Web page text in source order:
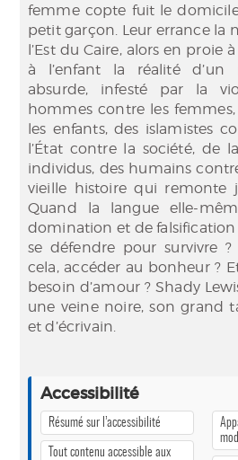
femme copte fuit le
petit garçon. Leur errance la
l’Est du Caire, alors en proie
à l’enfant la réalité
absurde, infesté par la
hommes contre les
les enfants, des islamistes
l’État contre la société, de
individus, des humains
vieille histoire qui remonte
Quand la langue elle-
domination et de
se défendre pour survivre
cela, accéder au bonheur ?
besoin d’amour ? Shady
une veine noire, son grand
et d’écrivain.
Accessibilité
Résumé sur l’accessibilité
Tout contenu accessible aux